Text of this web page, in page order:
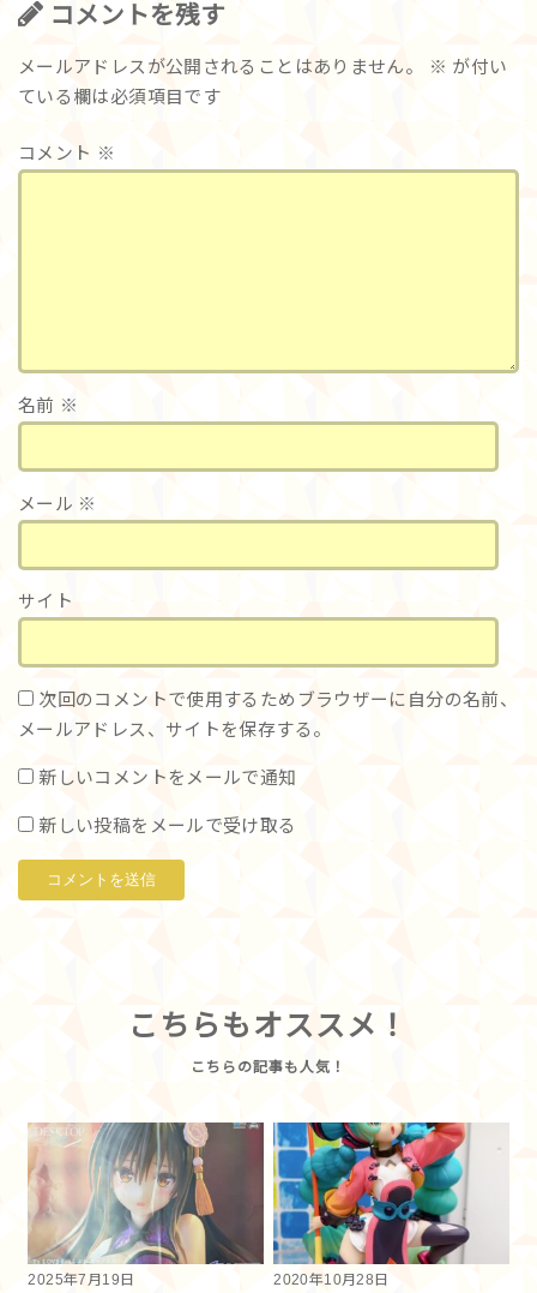
コメントを残す
メールアドレスが公開されることはありません。 ※ が付い
ている欄は必須項目です
コメント ※
名前 ※
メール ※
サイト
次回のコメントで使用するためブラウザーに自分の名前、
メールアドレス、サイトを保存する。
新しいコメントをメールで通知
新しい投稿をメールで受け取る
こちらもオススメ！
2025年7月19日 2020年10月28日